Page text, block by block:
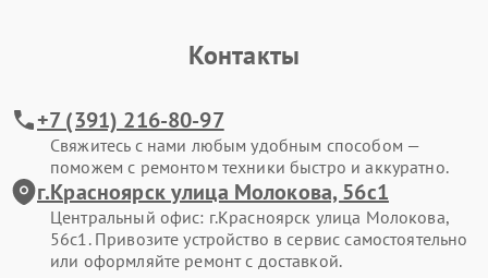
Контакты
+7 (391) 216-80-97
Свяжитесь с нами любым удобным способом —
поможем с ремонтом техники быстро и аккуратно.
г.Красноярск улица Молокова, 56с1
Центральный офис: г.Красноярск улица Молокова,
56с1. Привозите устройство в сервис самостоятельно
или оформляйте ремонт с доставкой.